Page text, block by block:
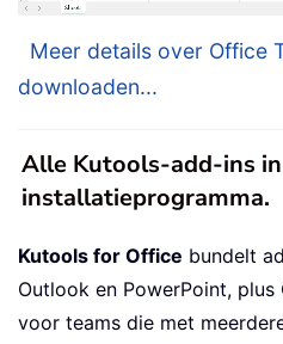
Meer details over Office
downloaden...
Alle Kutools-add-ins
installatieprogramma.
Kutools for Office bundelt
Outlook en PowerPoint,
voor teams die met